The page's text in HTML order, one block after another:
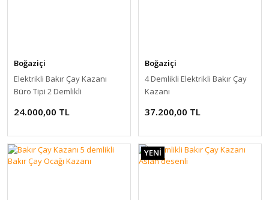
Boğaziçi
Elektrikli Bakır Çay Kazanı
Büro Tipi 2 Demlikli
24.000,00 TL
Boğaziçi
4 Demlikli Elektrikli Bakır Çay
Kazanı
37.200,00 TL
YENİ